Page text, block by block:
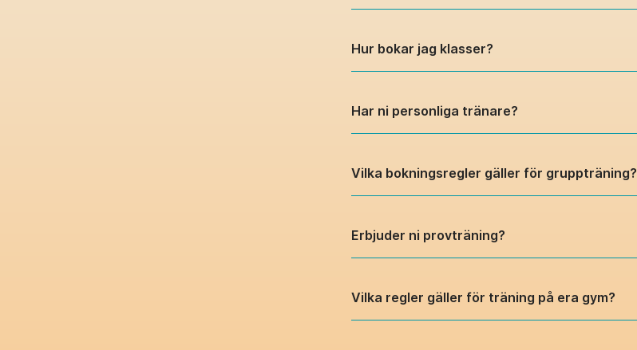
Hur bokar jag klasser?
Har ni personliga tränare?
Vilka bokningsregler gäller för gruppträning?
Erbjuder ni provträning?
Vilka regler gäller för träning på era gym?